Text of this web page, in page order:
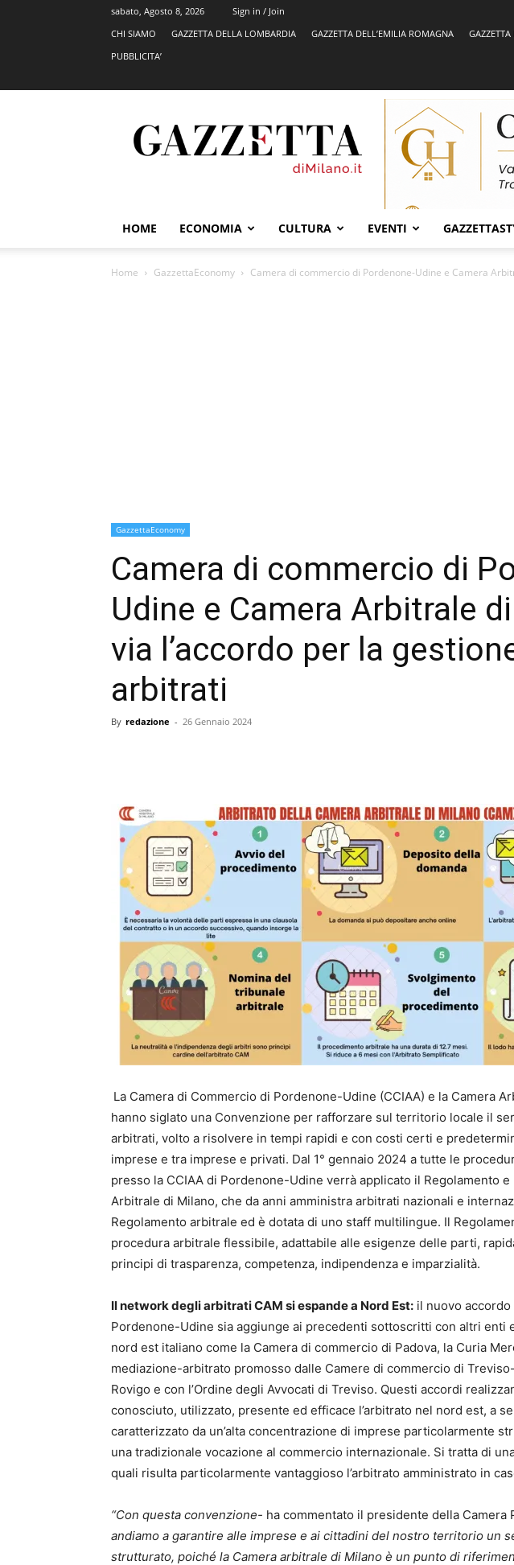
sabato, Agosto 8, 2026
Sign in / Join
CHI SIAMO
GAZZETTA DELLA LOMBARDIA GAZZETTA DELL’EMILIA ROMAGNA
PUBBLICITA’
HOME ECONOMIA CULTURA EVENTI
Home GazzettaEconomy Camera di commercio di Pordenone-Udine e Camera
GazzettaEconomy
Camera di commercio di
Udine e Camera Arbitrale
via l’accordo per la
arbitrati
By redazione - 26 Gennaio 2024
La Camera di Commercio di Pordenone-Udine (CCIAA) e la Camera
hanno siglato una Convenzione per rafforzare sul territorio locale il
arbitrati, volto a risolvere in tempi rapidi e con costi certi e
imprese e tra imprese e privati. Dal 1° gennaio 2024 a tutte le
presso la CCIAA di Pordenone-Udine verrà applicato il Regolamento
Arbitrale di Milano, che da anni amministra arbitrati nazionali e
Regolamento arbitrale ed è dotata di uno staff multilingue. Il
procedura arbitrale flessibile, adattabile alle esigenze delle parti,
principi di trasparenza, competenza, indipendenza e imparzialità.
Il network degli arbitrati CAM si espande a Nord Est: il nuovo
Pordenone-Udine sia aggiunge ai precedenti sottoscritti con altri enti
nord est italiano come la Camera di commercio di Padova, la Curia
mediazione-arbitrato promosso dalle Camere di commercio di
Rovigo e con l’Ordine degli Avvocati di Treviso. Questi accordi
conosciuto, utilizzato, presente ed efficace l’arbitrato nel nord est, a
caratterizzato da un’alta concentrazione di imprese particolarmente
una tradizionale vocazione al commercio internazionale. Si tratta di
quali risulta particolarmente vantaggioso l’arbitrato amministrato in
“Con questa convenzione- ha commentato il presidente della Camera
andiamo a garantire alle imprese e ai cittadini del nostro territorio un
strutturato, poiché la Camera arbitrale di Milano è un punto di